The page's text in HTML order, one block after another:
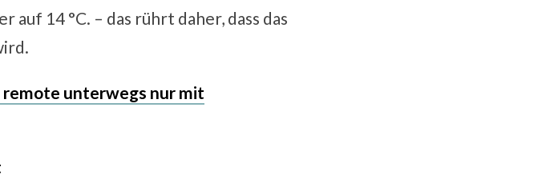
auf 14 °C. – das rührt daher, dass das
unterwegs nur mit